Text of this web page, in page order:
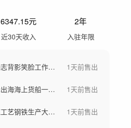
6347.15元
近30天收入
2年
入驻年限
各行各业劳动者励志背影笑脸工作场景劳动节 1天前售出
港口海港远洋货轮出海海上货船一带一路 1天前售出
炼钢钢厂钢材冶炼工艺钢铁生产大型工厂航拍 1天前售出